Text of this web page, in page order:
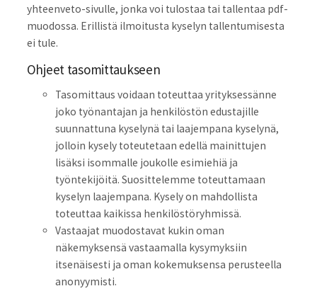
yhteenveto-sivulle, jonka voi tulostaa tai tallentaa pdf-
muodossa. Erillistä ilmoitusta kyselyn tallentumisesta
ei tule.
Ohjeet tasomittaukseen
Tasomittaus voidaan toteuttaa yrityksessänne
joko työnantajan ja henkilöstön edustajille
suunnattuna kyselynä tai laajempana kyselynä,
jolloin kysely toteutetaan edellä mainittujen
lisäksi isommalle joukolle esimiehiä ja
työntekijöitä. Suosittelemme toteuttamaan
kyselyn laajempana. Kysely on mahdollista
toteuttaa kaikissa henkilöstöryhmissä.
Vastaajat muodostavat kukin oman
näkemyksensä vastaamalla kysymyksiin
itsenäisesti ja oman kokemuksensa perusteella
anonyymisti.